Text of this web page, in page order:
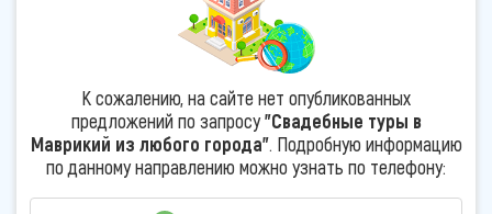
К сожалению, на сайте нет опубликованных
предложений по запросу"Свадебные туры в
Маврикий из любого города". Подробную информацию
по данному направлению можно узнать по телефону: